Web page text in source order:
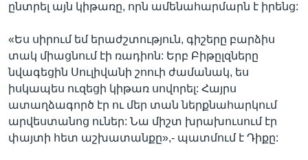
ընտրել այն կիթառը, որն ամենահարմարն է իրենց:
«Ես սիրում եմ երաժշտություն, գիշերը բարձիս
տակ միացնում էի ռադիոն: Երբ Բիթըլզները
նվագեցին Սուլիվանի շոուի ժամանակ, ես
իսկապես ուզեցի կիթառ սովորել: Հայրս
ատաղձագործ էր ու մեր տան ներքնահարկում
արվեստանոց ուներ: Նա միշտ խրախուսում էր
փայտի հետ աշխատանքը»,- պատմում է Դիքը: